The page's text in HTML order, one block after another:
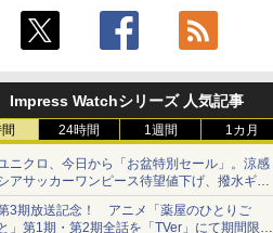
Impress Watchシリーズ 人気記事
24時間 1週間 1カ月
ニクロ、今日から「お盆特別セール」。涼感
アサッカーワンピース待望値下げ、撥水ギア
ョーツは1990円に
3期放送記念！ アニメ「薬屋のひとりご
」第1期・第2期全話を「TVer」にて期間限定